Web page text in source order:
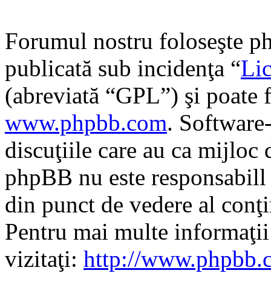
Forumul nostru foloseşte
publicată sub incidenţa “
(abreviată “GPL”) şi poate
www.phpbb.com.
discuţiile care au ca mijloc
phpBB nu este
din punct de vedere al
Pentru mai multe
vizitaţi: http://